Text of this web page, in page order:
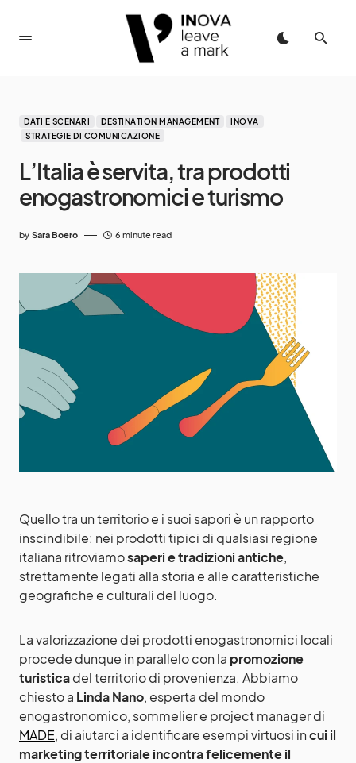
DATI E SCENARI DESTINATION MANAGEMENT
INOVA
STRATEGIE DI COMUNICAZIONE
L’Italia è servita, tra prodotti
enogastronomici e turismo
by Sara Boero 6 minute read
Quello tra un territorio e i suoi sapori è un rapporto
inscindibile: nei prodotti tipici di qualsiasi regione
italiana ritroviamosaperi e tradizioni antiche,
strettamente legati alla storia e alle caratteristiche
geografiche e culturali del luogo.
La valorizzazione dei prodotti enogastronomici locali
procede dunque in parallelo con la promozione
turisticadel territorio di provenienza. Abbiamo
chiesto a Linda Nano, esperta del mondo
enogastronomico, sommelier e project manager di
MADE, di aiutarci a identificare esempi virtuosi incui il
marketing territoriale incontra felicemente il